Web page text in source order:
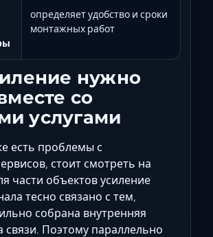
определяет удобство и сроки
монтажных работ
нужно
со
услугами
есть проблемы с
стоит смотреть на
части объектов усиление
тесно связано с тем,
собрана внутренняя
связи. Поэтому параллельно